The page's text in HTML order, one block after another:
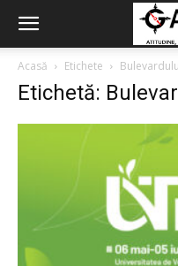
Acasă Etichete
Etichetă: